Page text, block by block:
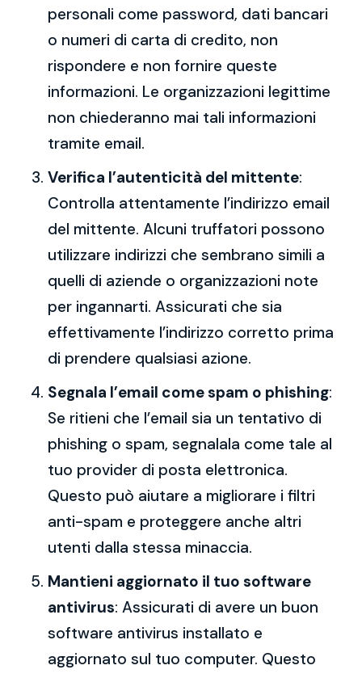
personali come password, dati bancari
o numeri di carta di credito, non
rispondere e non fornire queste
informazioni. Le organizzazioni legittime
non chiederanno mai tali informazioni
tramite email.
Verifica l’autenticità del mittente:
Controlla attentamente l’indirizzo email
del mittente. Alcuni truffatori possono
utilizzare indirizzi che sembrano simili a
quelli di aziende o organizzazioni note
per ingannarti. Assicurati che sia
effettivamente l’indirizzo corretto prima
di prendere qualsiasi azione.
Segnala l’email come spam o phishing:
Se ritieni che l’email sia un tentativo di
phishing o spam, segnalala come tale al
tuo provider di posta elettronica.
Questo può aiutare a migliorare i filtri
anti-spam e proteggere anche altri
utenti dalla stessa minaccia.
Mantieni aggiornato il tuo software
antivirus: Assicurati di avere un buon
software antivirus installato e
aggiornato sul tuo computer. Questo